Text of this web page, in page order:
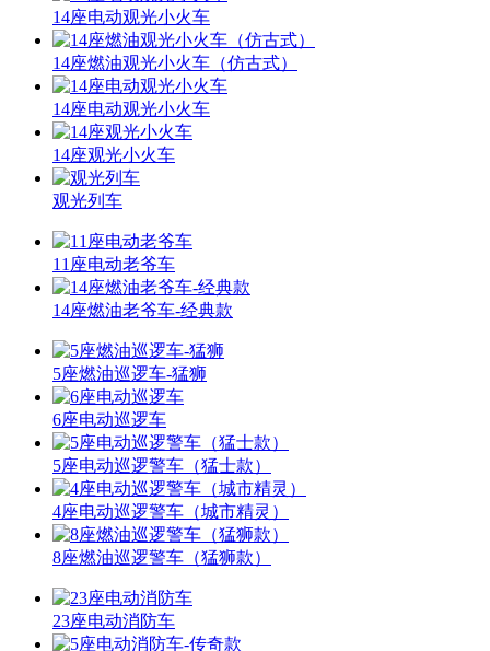
14座电动观光小火车
14座燃油观光小火车（仿古式）
14座电动观光小火车
14座观光小火车
观光列车
11座电动老爷车
14座燃油老爷车-经典款
5座燃油巡逻车-猛狮
6座电动巡逻车
5座电动巡逻警车（猛士款）
4座电动巡逻警车（城市精灵）
8座燃油巡逻警车（猛狮款）
23座电动消防车